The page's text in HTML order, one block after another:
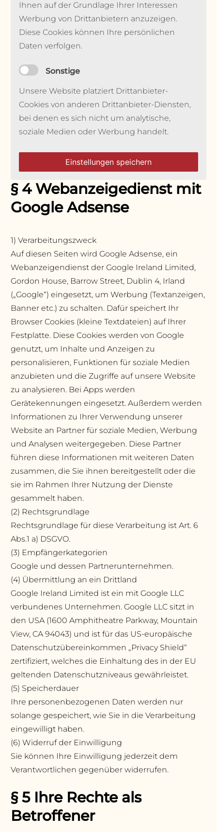
Ihnen auf der Grundlage Ihrer Interessen
Werbung von Drittanbietern anzuzeigen.
Diese Cookies können Ihre persönlichen
Daten verfolgen.
Sonstige
Unsere Website platziert Drittanbieter-
Cookies von anderen Drittanbieter-Diensten,
bei denen es sich nicht um analytische,
soziale Medien oder Werbung handelt.
Einstellungen speichern
§ 4 Webanzeigedienst mit
Google Adsense
1) Verarbeitungszweck
Auf diesen Seiten wird Google Adsense, ein
Webanzeigendienst der Google Ireland Limited,
Gordon House, Barrow Street, Dublin 4, Irland
(„Google“) eingesetzt, um Werbung (Textanzeigen,
Banner etc.) zu schalten. Dafür speichert Ihr
Browser Cookies (kleine Textdateien) auf Ihrer
Festplatte. Diese Cookies werden von Google
genutzt, um Inhalte und Anzeigen zu
personalisieren, Funktionen für soziale Medien
anzubieten und die Zugriffe auf unsere Website
zu analysieren. Bei Apps werden
Gerätekennungen eingesetzt. Außerdem werden
Informationen zu Ihrer Verwendung unserer
Website an Partner für soziale Medien, Werbung
und Analysen weitergegeben. Diese Partner
führen diese Informationen mit weiteren Daten
zusammen, die Sie ihnen bereitgestellt oder die
sie im Rahmen Ihrer Nutzung der Dienste
gesammelt haben.
(2) Rechtsgrundlage
Rechtsgrundlage für diese Verarbeitung ist Art. 6
Abs.1 a) DSGVO.
(3) Empfängerkategorien
Google und dessen Partnerunternehmen.
(4) Übermittlung an ein Drittland
Google Ireland Limited ist ein mit Google LLC
verbundenes Unternehmen. Google LLC sitzt in
den USA (1600 Amphitheatre Parkway, Mountain
View, CA 94043) und ist für das US-europäische
Datenschutzübereinkommen „Privacy Shield“
zertifiziert, welches die Einhaltung des in der EU
geltenden Datenschutzniveaus gewährleistet.
(5) Speicherdauer
Ihre personenbezogenen Daten werden nur
solange gespeichert, wie Sie in die Verarbeitung
eingewilligt haben.
(6) Widerruf der Einwilligung
Sie können Ihre Einwilligung jederzeit dem
Verantwortlichen gegenüber widerrufen.
§ 5 Ihre Rechte als
Betroffener